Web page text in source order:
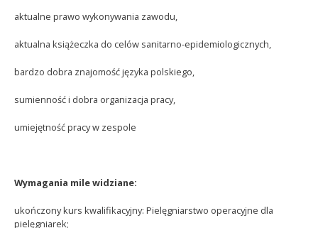
aktualne prawo wykonywania zawodu,
aktualna książeczka do celów sanitarno-epidemiologicznych,
bardzo dobra znajomość języka polskiego,
sumienność i dobra organizacja pracy,
umiejętność pracy w zespole
Wymagania mile widziane:
ukończony kurs kwalifikacyjny: Pielęgniarstwo operacyjne dla
pielęgniarek;